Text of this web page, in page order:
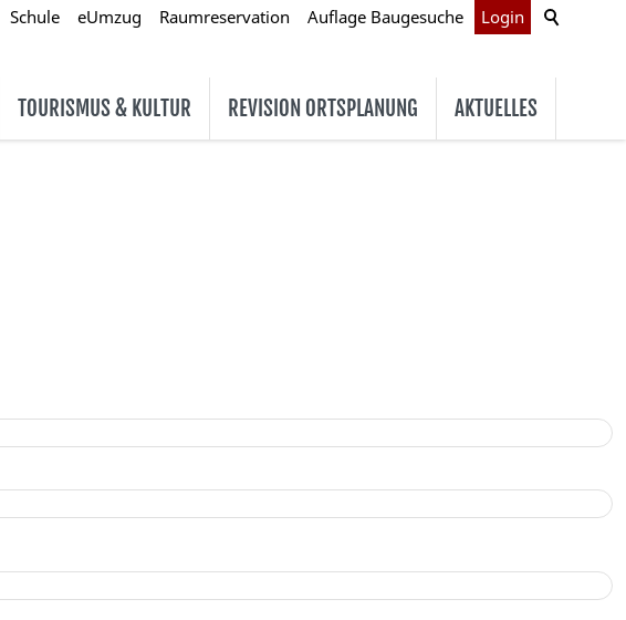
Schule eUmzug Raumreservation Auflage Baugesuche Login
TOURISMUS & KULTUR REVISION ORTSPLANUNG AKTUELLES